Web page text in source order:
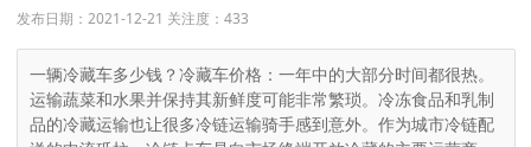
发布日期：2021-12-21 关注度： 433
一辆冷藏车多少钱？冷藏车价格：一年中的大部分时间都很热。
运输蔬菜和水果并保持其新鲜度可能非常繁琐。冷冻食品和乳制
品的冷藏运输也让很多冷链运输骑手感到意外。作为城市冷链配